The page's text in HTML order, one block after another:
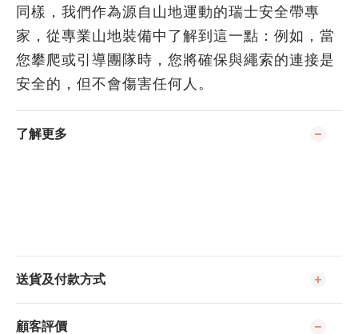
同樣，我們作為源自山地運動的瑞士安全帶專
家，從專業山地裝備中了解到這一點：例如，當
您攀爬或引導團隊時，您將確保與繩索的連接是
安全的，但不會傷害任何人。
了解更多
送貨及付款方式
顧客評價